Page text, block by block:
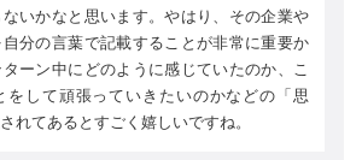
いかなと思います。やはり、その企業や
分の言葉で記載することが非常に重要か
ーン中にどのように感じていたのか、こ
をして頑張っていきたいのかなどの「思
れてあるとすごく嬉しいですね。